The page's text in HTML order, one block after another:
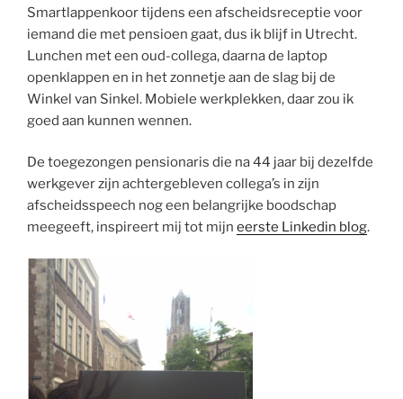
Smartlappenkoor tijdens een afscheidsreceptie voor
iemand die met pensioen gaat, dus ik blijf in Utrecht.
Lunchen met een oud-collega, daarna de laptop
openklappen en in het zonnetje aan de slag bij de
Winkel van Sinkel. Mobiele werkplekken, daar zou ik
goed aan kunnen wennen.
De toegezongen pensionaris die na 44 jaar bij dezelfde
werkgever zijn achtergebleven collega’s in zijn
afscheidsspeech nog een belangrijke boodschap
meegeeft, inspireert mij tot mijn eerste Linkedin blog.